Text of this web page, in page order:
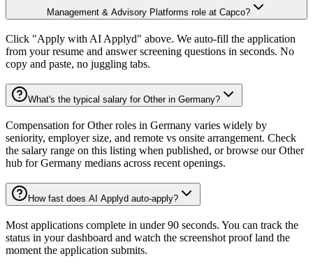
Management & Advisory Platforms role at Capco?
Click "Apply with AI Applyd" above. We auto-fill the application
from your resume and answer screening questions in seconds. No
copy and paste, no juggling tabs.
What's the typical salary for Other in Germany?
Compensation for Other roles in Germany varies widely by
seniority, employer size, and remote vs onsite arrangement. Check
the salary range on this listing when published, or browse our Other
hub for Germany medians across recent openings.
How fast does AI Applyd auto-apply?
Most applications complete in under 90 seconds. You can track the
status in your dashboard and watch the screenshot proof land the
moment the application submits.